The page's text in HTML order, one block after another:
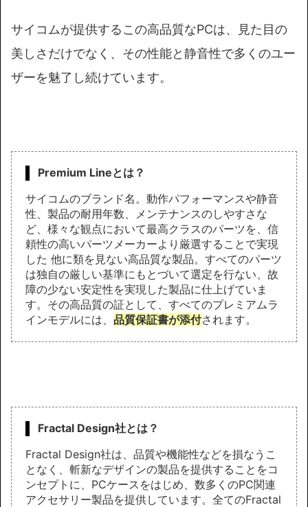
サイコムが提供するこの高品質なPCは、見た目の
美しさだけでなく、その性能と静音性で多くのユー
ザーを魅了し続けています。
Premium Lineとは？
サイコムのブランド名。動作パフォーマンスや静音
性、製品の耐用年数、メンテナンスのしやすさな
ど、様々な観点において最高クラスのパーツを、信
頼性の高いパーツメーカーより厳選することで実現
した 他に類を見ない高品質な製品。すべてのパーツ
は独自の厳しい基準にもとづいて選定を行ない、故
障の少ない安定性を実現した製品に仕上げていま
す。その高品質の証として、すべてのプレミアムラ
インモデルには、 品質保証書が添付されます。
Fractal Design社とは？
Fractal Design社は、品質や機能性などを損なうこ
となく、斬新なデザインの製品を提供することをコ
ンセプトに、PCケースをはじめ、数多くのPC関連
アクセサリー製品を提供しています。全てのFractal